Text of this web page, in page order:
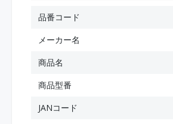
品番コード
メーカー名
商品名
商品型番
JANコード